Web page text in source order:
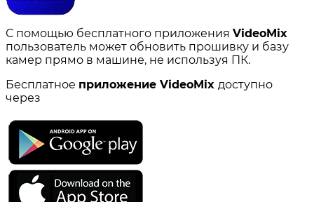
С помощью бесплатного приложения VideoMix
пользователь может обновить прошивку и базу
камер прямо в машине, не используя ПК.
Бесплатное приложение VideoMix доступно
через